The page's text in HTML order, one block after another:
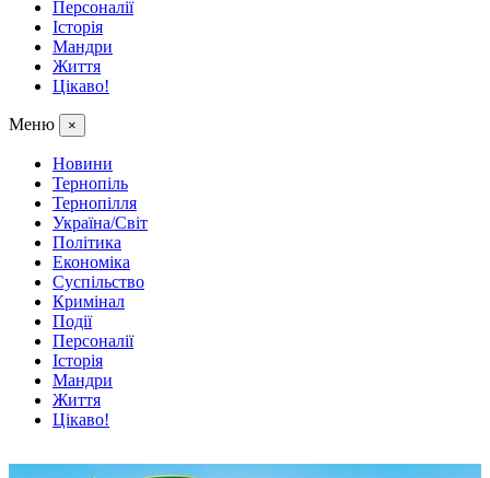
Персоналії
Історія
Мандри
Життя
Цікаво!
Меню ×
Новини
Тернопіль
Тернопілля
Україна/Світ
Політика
Економіка
Суспільство
Кримінал
Події
Персоналії
Історія
Мандри
Життя
Цікаво!